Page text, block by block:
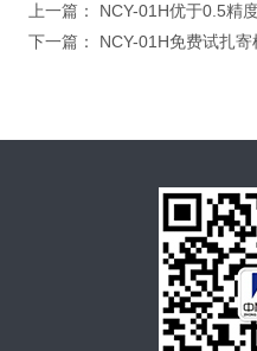
上一篇： NCY-01H优于0.5精
下一篇： NCY-01H免费试扎